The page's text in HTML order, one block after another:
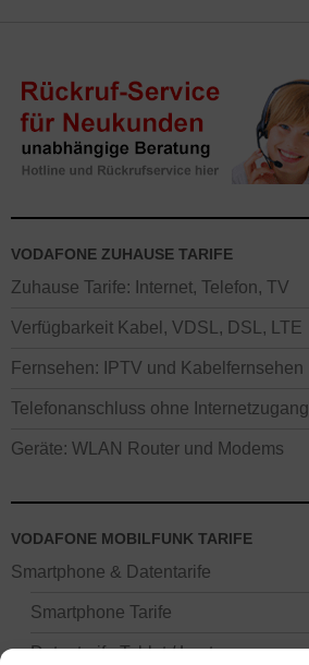
VODAFONE ZUHAUSE TARIFE
Zuhause Tarife: Internet, Telefon, TV
Verfügbarkeit Kabel, VDSL, DSL, LTE
Fernsehen: IPTV und Kabelfernsehen
Telefonanschluss ohne Internetzugang
Geräte: WLAN Router und Modems
VODAFONE MOBILFUNK TARIFE
Smartphone & Datentarife
Smartphone Tarife
Datentarife Tablet / Laptop